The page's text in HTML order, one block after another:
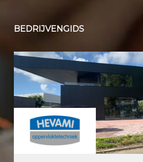
BEDRIJVENGIDS